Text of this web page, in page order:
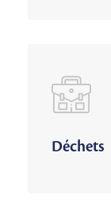
Déchets